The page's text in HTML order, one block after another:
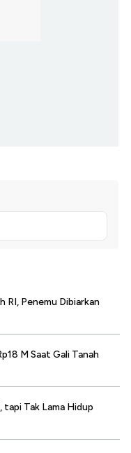
RI, Penemu Dibiarkan
M Saat Gali Tanah
tapi Tak Lama Hidup